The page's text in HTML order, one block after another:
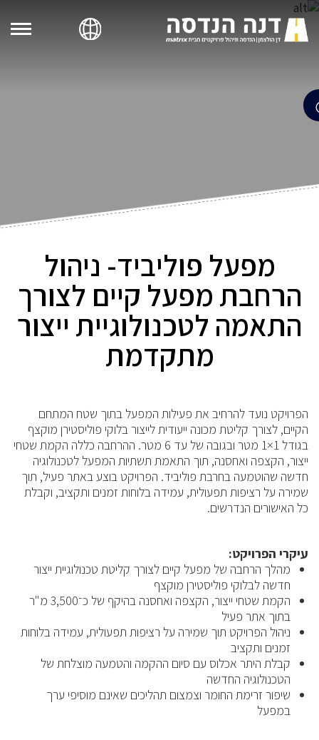
מפעל פוליביד- ניהול
הרחבת מפעל קיים לצורך
התאמה לטכנולוגיית ייצור
מתקדמת
הפרויקט נועד להרחיב את פעילות המפעל בתוך שטח המתחם
הקיים, לצורך קליטת מכונה ייעודית לייצור בלוקי פוליסטירן מוקצף
בגודל 1×1 מטר ובגובה של עד 6 מטר. ההרחבה כללה הקמת שטחי
ייצור, הקצפה ואחסנה, תוך התאמת תשתיות המפעל לטכנולוגיה
חדשה שהוטמעה בחרבת פוליביד. הפרויקט בוצע באתר פעיל, תוך
שמירה על רציפות תפעולית, עמידה בלוחות זמנים ותקציב, וקבלת
כל האישורים הנדרשים.
עיקרי הפרויקט:
מהלך הרחבה של מפעל קיים לצורך קליטת טכנולוגיית ייצור
חדשה לבלוקי פוליסטירן מוקצף
הקמת שטחי ייצור, הקצפה ואחסנה בהיקף של כ־3,500 מ"ר
בתוך אתר פעיל
ניהול הפרויקט תוך שמירה על רציפות תפעולית, עמידה בלוחות
זמנים ותקציב
קבלת היתר אכלוס עם סיום ההקמה והטמעה מוצלחת של
הטכנולוגיה החדשה
שיפור זרימת החומר וצמצום תהליכים שאינם מוסיפי ערך
במפעל